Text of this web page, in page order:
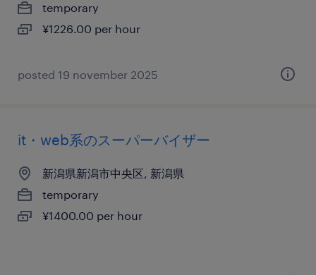
temporary
¥1226.00 per hour
posted 19 november 2025
it・web系のスーパーバイザー
新潟県新潟市中央区, 新潟県
temporary
¥1400.00 per hour